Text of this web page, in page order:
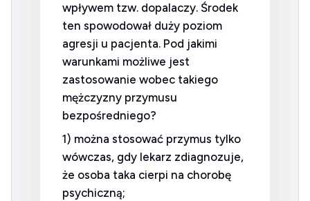
wpływem tzw. dopalaczy. Środek
ten spowodował duży poziom
agresji u pacjenta. Pod jakimi
warunkami możliwe jest
zastosowanie wobec takiego
mężczyzny przymusu
bezpośredniego?
1) można stosować przymus tylko
wówczas, gdy lekarz zdiagnozuje,
że osoba taka cierpi na chorobę
psychiczną;